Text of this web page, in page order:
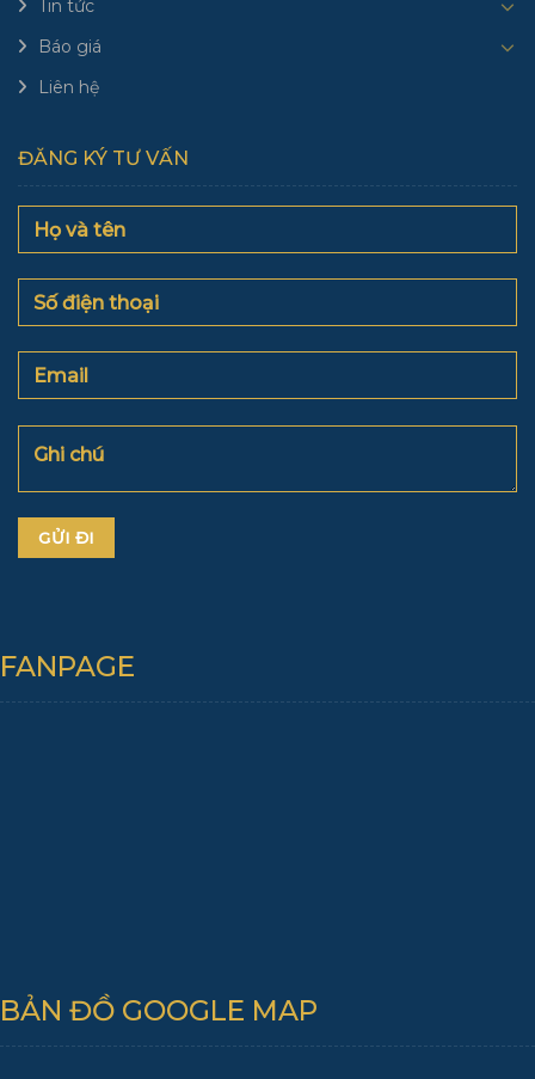
Tin tức
Báo giá
Liên hệ
ĐĂNG KÝ TƯ VẤN
FANPAGE
BẢN ĐỒ GOOGLE MAP